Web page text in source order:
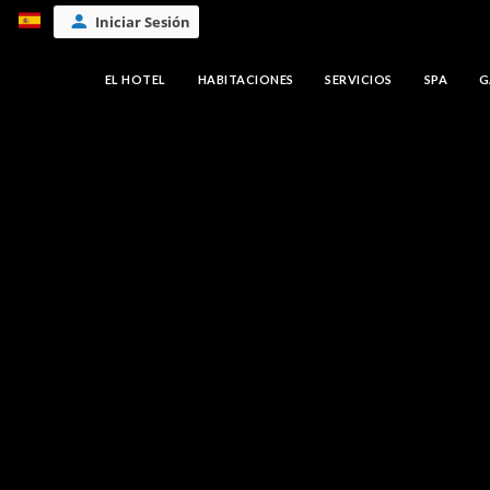
Iniciar Sesión
EL HOTEL HABITACIONES SERVICIOS SPA